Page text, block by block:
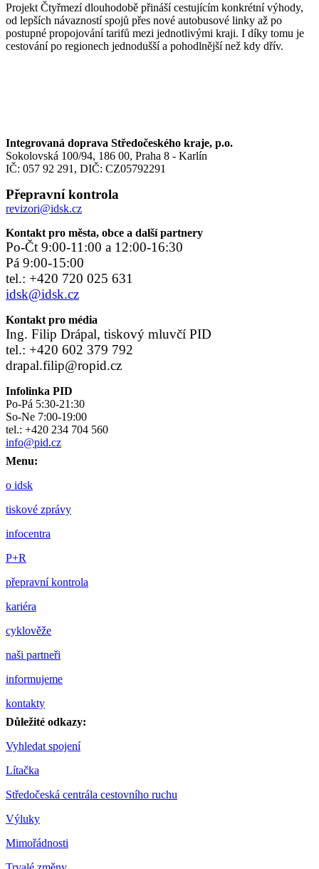
Projekt Čtyřmezí dlouhodobě přináší cestujícím konkrétní výhody,
od lepších návazností spojů přes nové autobusové linky až po
postupné propojování tarifů mezi jednotlivými kraji. I díky tomu je
cestování po regionech jednodušší a pohodlnější než kdy dřív.
Integrovaná doprava Středočeského kraje, p.o.
Sokolovská 100/94, 186 00, Praha 8 - Karlín
IČ: 057 92 291, DIČ: CZ05792291
Přepravní kontrola
revizori@idsk.cz
Kontakt pro města, obce a další partnery
Po-Čt 9:00-11:00 a 12:00-16:30
Pá 9:00-15:00
tel.: +420 720 025 631
idsk@idsk.cz
Kontakt pro média
Ing. Filip Drápal, tiskový mluvčí PID
tel.: +420 602 379 792
drapal.filip@ropid.cz
Infolinka PID
Po-Pá 5:30-21:30
So-Ne 7:00-19:00
tel.: +420 234 704 560
info@pid.cz
Menu:
o idsk
tiskové zprávy
infocentra
P+R
přepravní kontrola
kariéra
cyklověže
naši partneři
informujeme
kontakty
Důležité odkazy:
Vyhledat spojení
Lítačka
Středočeská centrála cestovního ruchu
Výluky
Mimořádnosti